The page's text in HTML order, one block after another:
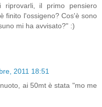
il primo pensiero
finito l'ossigeno? Cos'è sono
mi ha avvisato?" :)
2011 18:51
ai 50mt è stata "mo me